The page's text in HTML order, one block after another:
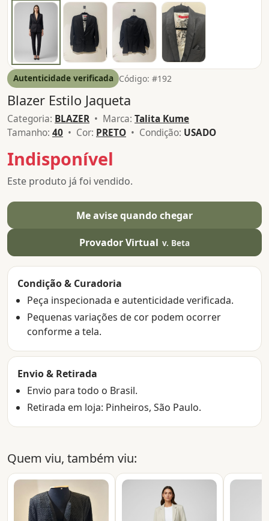
Autenticidade verificada Código: #192
Blazer Estilo Jaqueta
Categoria: BLAZER • Marca: Talita Kume
Tamanho: 40 • Cor: PRETO • Condição: USADO
Indisponível
Este produto já foi vendido.
Me avise quando chegar
Provador Virtual v. Beta
Condição & Curadoria
Peça inspecionada e autenticidade verificada.
Pequenas variações de cor podem ocorrer
conforme a tela.
Envio & Retirada
Envio para todo o Brasil.
Retirada em loja: Pinheiros, São Paulo.
Quem viu, também viu: